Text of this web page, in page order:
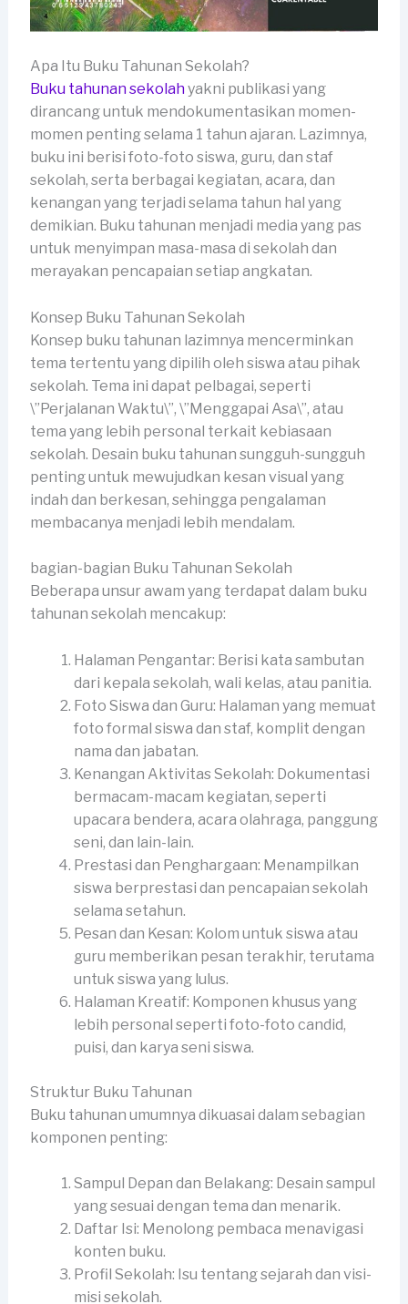
Apa Itu Buku Tahunan Sekolah?
Buku tahunan sekolahyakni publikasi yang
dirancang untuk mendokumentasikan momen-
momen penting selama 1 tahun ajaran. Lazimnya,
buku ini berisi foto-foto siswa, guru, dan staf
sekolah, serta berbagai kegiatan, acara, dan
kenangan yang terjadi selama tahun hal yang
demikian. Buku tahunan menjadi media yang pas
untuk menyimpan masa-masa di sekolah dan
merayakan pencapaian setiap angkatan.
Konsep Buku Tahunan Sekolah
Konsep buku tahunan lazimnya mencerminkan
tema tertentu yang dipilih oleh siswa atau pihak
sekolah. Tema ini dapat pelbagai, seperti
\”Perjalanan Waktu\”, \”Menggapai Asa\”, atau
tema yang lebih personal terkait kebiasaan
sekolah. Desain buku tahunan sungguh-sungguh
penting untuk mewujudkan kesan visual yang
indah dan berkesan, sehingga pengalaman
membacanya menjadi lebih mendalam.
bagian-bagian Buku Tahunan Sekolah
Beberapa unsur awam yang terdapat dalam buku
tahunan sekolah mencakup:
Halaman Pengantar: Berisi kata sambutan
dari kepala sekolah, wali kelas, atau panitia.
Foto Siswa dan Guru: Halaman yang memuat
foto formal siswa dan staf, komplit dengan
nama dan jabatan.
Kenangan Aktivitas Sekolah: Dokumentasi
bermacam-macam kegiatan, seperti
upacara bendera, acara olahraga, panggung
seni, dan lain-lain.
Prestasi dan Penghargaan: Menampilkan
siswa berprestasi dan pencapaian sekolah
selama setahun.
Pesan dan Kesan: Kolom untuk siswa atau
guru memberikan pesan terakhir, terutama
untuk siswa yang lulus.
Halaman Kreatif: Komponen khusus yang
lebih personal seperti foto-foto candid,
puisi, dan karya seni siswa.
Struktur Buku Tahunan
Buku tahunan umumnya dikuasai dalam sebagian
komponen penting:
Sampul Depan dan Belakang: Desain sampul
yang sesuai dengan tema dan menarik.
Daftar Isi: Menolong pembaca menavigasi
konten buku.
Profil Sekolah: Isu tentang sejarah dan visi-
misi sekolah.